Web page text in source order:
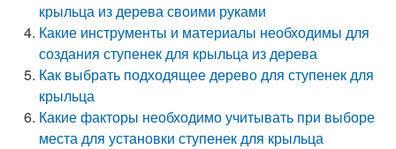
крыльца из дерева своими руками
Какие инструменты и материалы необходимы для
создания ступенек для крыльца из дерева
Как выбрать подходящее дерево для ступенек для
крыльца
Какие факторы необходимо учитывать при выборе
места для установки ступенек для крыльца